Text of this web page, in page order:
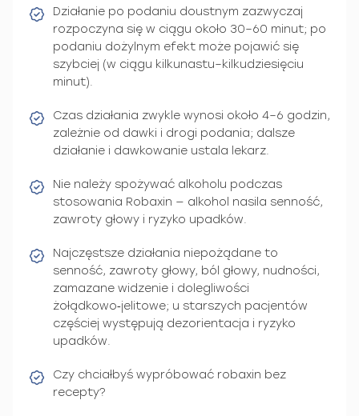
Działanie po podaniu doustnym zazwyczaj
rozpoczyna się w ciągu około 30–60 minut; po
podaniu dożylnym efekt może pojawić się
szybciej (w ciągu kilkunastu–kilkudziesięciu
minut).
Czas działania zwykle wynosi około 4–6 godzin,
zależnie od dawki i drogi podania; dalsze
działanie i dawkowanie ustala lekarz.
Nie należy spożywać alkoholu podczas
stosowania Robaxin — alkohol nasila senność,
zawroty głowy i ryzyko upadków.
Najczęstsze działania niepożądane to
senność, zawroty głowy, ból głowy, nudności,
zamazane widzenie i dolegliwości
żołądkowo‑jelitowe; u starszych pacjentów
częściej występują dezorientacja i ryzyko
upadków.
Czy chciałbyś wypróbować robaxin bez
recepty?